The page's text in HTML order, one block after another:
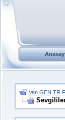
Van.GEN.TR